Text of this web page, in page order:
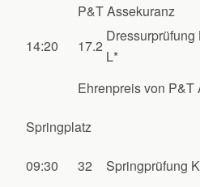
P&T Assekuranz
14:20
17.2
Dressurprüfung
L*
Ehrenpreis von P&T
Springplatz
09:30 32 Springprüfung